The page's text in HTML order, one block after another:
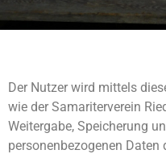
Der Nutzer wird mittels
wie der Samariterverein
Weitergabe, Speicherung
personenbezogenen Daten